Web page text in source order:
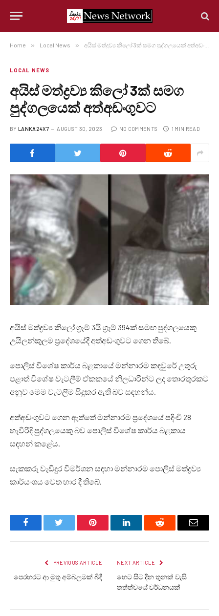
Home » Local News » අයිස් මත්ද්‍රව්‍ය කිලෝ 3ක් සමග පුද්ගලයෙක් අත්අඩංගුවට
LOCAL NEWS
අයිස් මත්ද්‍රව්‍ය කිලෝ 3ක් සමග
පුද්ගලයෙක් අත්අඩංගුවට
BY LANKA24X7 AUGUST 30, 2023 NO COMMENTS 1 MIN READ
අයිස් මත්ද්‍රව්‍ය කිලෝ ග්‍රෑම් 3යි ග්‍රෑම් 394ක් සමඟ පුද්ගලයෙකු
උයිලන්කුලම ප්‍රදේශයේදී අත්අඩංගුවට ගෙන තිබේ.
පොලිස් විශේෂ කාර්ය බළකායේ මන්නාරම කඳවුරේ උතුරු
පළාත් විශේෂ වැටලීම් ඒකකයේ නිලධාරීන්ට ලද තොරතුරකට
අනුව මෙම වැටලීම සිදුකර ඇති බව සඳහන්ය.
අත්අඩංගුවට ගෙන ඇත්තේ මන්නාරම ප්‍රදේශයේ පදිංචි 28
හැවිරිදි පුද්ගලයෙකු බව පොලිස් විශේෂ කාර්ය බළකාය
සඳහන් කළේය.
සැකකරු වැඩිදුර විමර්ශන සඳහා මන්නාරම පොලිස් මත්ද්‍රව්‍ය
කාර්යංශය වෙත භාර දී තිබේ.
FacebookTwitter Pinterest LinkedInReddit Email
PREVIOUS ARTICLE
පෙරහරට ආ මුතු අම්බලමක් බිඳී
NEXT ARTICLE
හෙට සිට දින තුනක් වැසි
තත්ත්වයේ වර්ධනයක්